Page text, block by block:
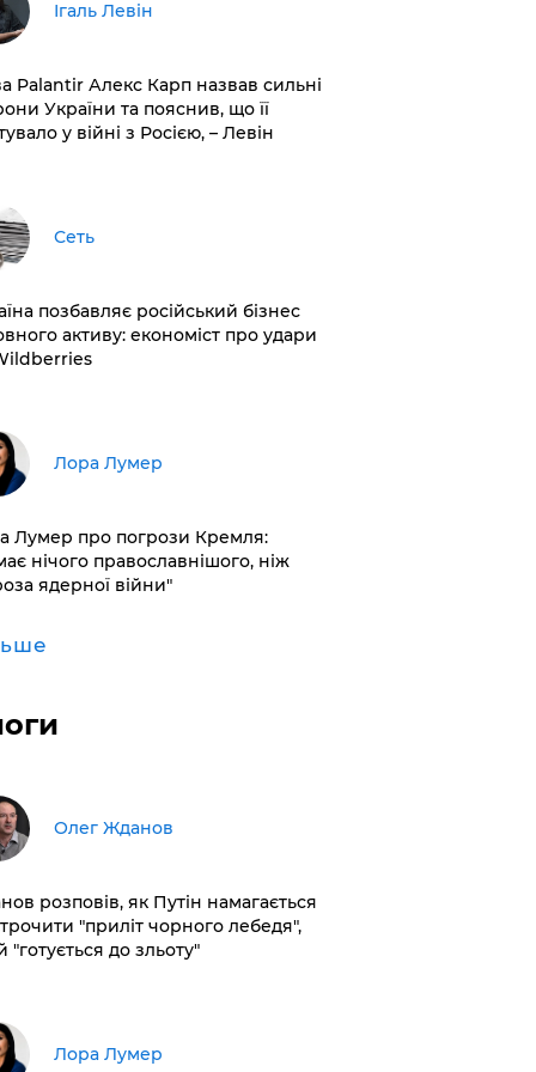
Ігаль Левін
Palantir Алекс Карп назвав сильні
України та пояснив, що її
у війні з Росією, – Левін
Сеть
позбавляє російський бізнес
активу: економіст про удари
​Лора Лумер
Лумер про погрози Кремля:
нічого православнішого, ніж
ядерної війни"
Олег Жданов
розповів, як Путін намагається
"приліт чорного лебедя",
"готується до зльоту"
​Лора Лумер